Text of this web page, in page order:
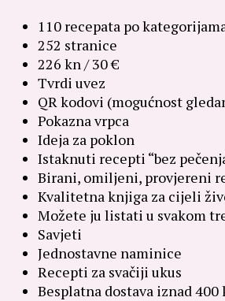
110 recepata po
252 stranice
226 kn / 30 €
Tvrdi uvez
QR kodovi (mogućnost
Pokazna vrpca
Ideja za poklon
Istaknuti recepti “bez
Birani, omiljeni, provjereni
Kvalitetna knjiga za cijeli
Možete ju listati u svakom
Savjeti
Jednostavne naminice
Recepti za svačiji ukus
Besplatna dostava iznad 400